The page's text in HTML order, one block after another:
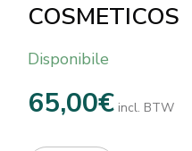
COSMETICOS
Disponibile
65,00€ incl. BTW